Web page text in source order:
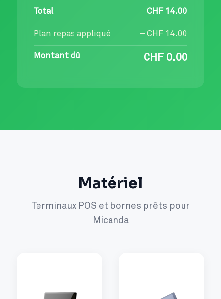
Total CHF 14.00
Plan repas appliqué – CHF 14.00
Montant dû CHF 0.00
Matériel
Terminaux POS et bornes prêts pour
Micanda